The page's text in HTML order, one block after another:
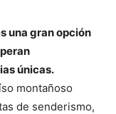
una gran opción
únicas.
montañoso
de senderismo,